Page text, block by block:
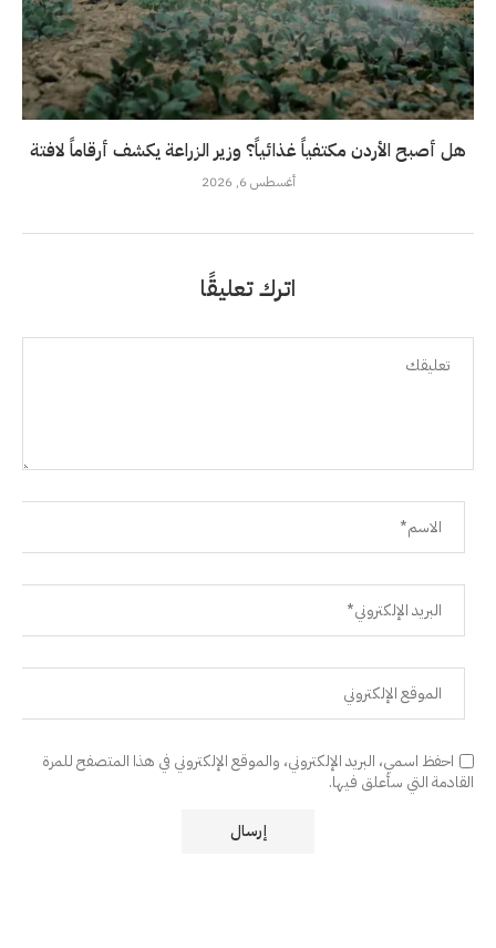
هل أصبح الأردن مكتفياً غذائياً؟ وزير الزراعة يكشف أرقاماً لافتة
أغسطس 6, 2026
اترك تعليقًا
احفظ اسمي، البريد الإلكتروني، والموقع الإلكتروني في هذا المتصفح للمرة
القادمة التي سأعلق فيها.